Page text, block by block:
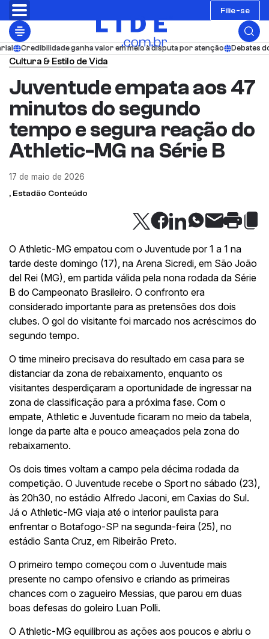
Filie-se
ganha valor em meio à disputa por atenção Debates do LIDE
Cultura & Estilo de Vida
Juventude empata aos 47
minutos do segundo
tempo e segura reação do
Athletic-MG na Série B
17 de maio de 2026
, Estadão Conteúdo
O Athletic-MG empatou com o Juventude por 1 a 1 na
tarde deste domingo (17), na Arena Sicredi, em São João
del Rei (MG), em partida válida pela nona rodada da Série
B do Campeonato Brasileiro. O confronto era
considerado importante para as pretensões dos dois
clubes. O gol do visitante foi marcado nos acréscimos do
segundo tempo.
O time mineiro precisava do resultado em casa para se
distanciar da zona de rebaixamento, enquanto os
visitantes desperdiçaram a oportunidade de ingressar na
zona de classificação para a próxima fase. Com o
empate, Athletic e Juventude ficaram no meio da tabela,
longe da parte alta e pouco ameaçados pela zona do
rebaixamento.
Os dois times voltam a campo pela décima rodada da
competição. O Juventude recebe o Sport no sábado (23),
às 20h30, no estádio Alfredo Jaconi, em Caxias do Sul.
Já o Athletic-MG viaja até o interior paulista para
enfrentar o Botafogo-SP na segunda-feira (25), no
estádio Santa Cruz, em Ribeirão Preto.
O primeiro tempo começou com o Juventude mais
presente no campo ofensivo e criando as primeiras
chances com o zagueiro Messias, que parou em duas
boas defesas do goleiro Luan Polli.
O Athletic-MG equilibrou as ações aos poucos e abriu o